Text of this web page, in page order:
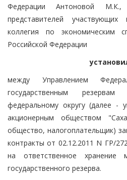
Федерации Антоновой М.К.,
представителей
коллегия по экономическим
Российской Федерации
между Управлением
государственным
федеральному округу (далее -
акционерным обществом
общество, налогоплательщик)
контракты от 02.12.2011 N ГР/
на ответственное хранение
государственного резерва.